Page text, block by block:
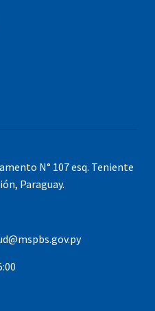
N° 107 esq. Teniente
Paraguay.